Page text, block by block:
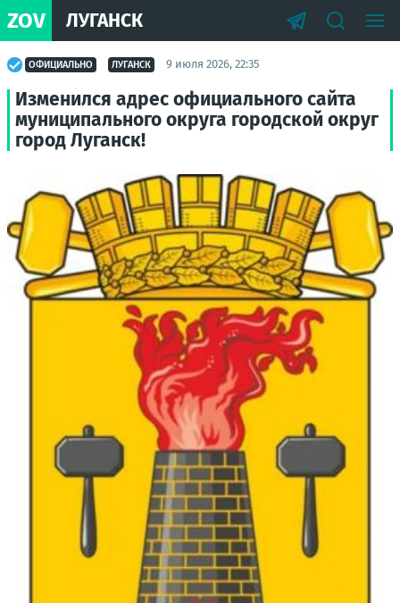
ZOV ЛУГАНСК
ОФИЦИАЛЬНО ЛУГАНСК 9 июля 2026, 22:35
Изменился адрес официального сайта
муниципального округа городской округ
город Луганск!